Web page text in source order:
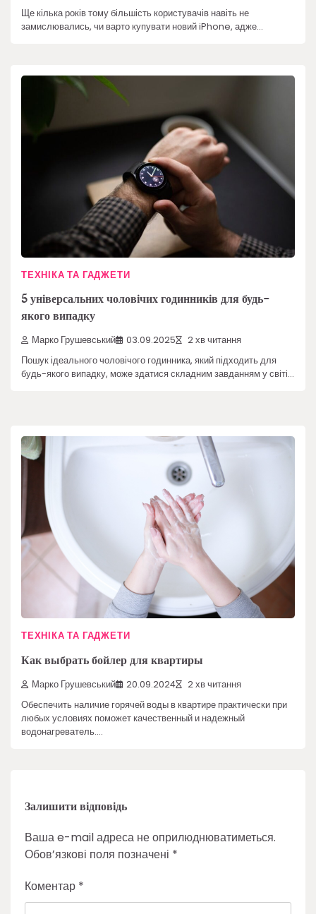
Ще кілька років тому більшість користувачів навіть не
замислювались, чи варто купувати новий iPhone, адже…
ТЕХНІКА ТА ГАДЖЕТИ
5 універсальних чоловічих годинників для будь-
якого випадку
Марко Грушевський 03.09.2025 2 хв читання
Пошук ідеального чоловічого годинника, який підходить для
будь-якого випадку, може здатися складним завданням у світі…
ТЕХНІКА ТА ГАДЖЕТИ
Как выбрать бойлер для квартиры
Марко Грушевський 20.09.2024 2 хв читання
Обеспечить наличие горячей воды в квартире практически при
любых условиях поможет качественный и надежный
водонагреватель.…
Залишити відповідь
Ваша e-mail адреса не оприлюднюватиметься.
Обов’язкові поля позначені *
Коментар *